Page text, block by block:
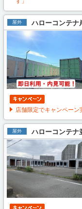
屋外 ハローコンテナ
店舗限定でキャンペーン
屋外 ハローコンテナ